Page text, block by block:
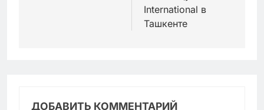
International в
Ташкенте
ДОБАВИТЬ КОММЕНТАРИЙ